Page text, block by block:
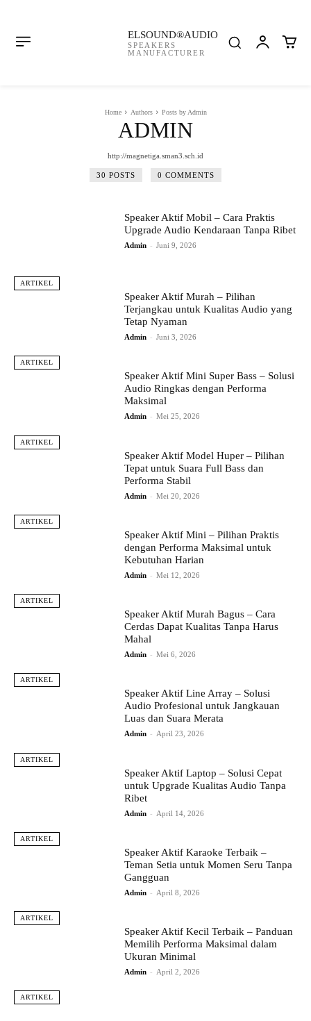
ELSOUND®AUDIO
SPEAKERS
MANUFACTURER
Home Authors Posts by Admin
ADMIN
http://magnetiga.sman3.sch.id
30 POSTS 0 COMMENTS
ARTIKEL
Speaker Aktif Mobil – Cara Praktis
Upgrade Audio Kendaraan Tanpa Ribet
Admin - Juni 9, 2026
ARTIKEL
Speaker Aktif Murah – Pilihan
Terjangkau untuk Kualitas Audio yang
Tetap Nyaman
Admin - Juni 3, 2026
ARTIKEL
Speaker Aktif Mini Super Bass – Solusi
Audio Ringkas dengan Performa
Maksimal
Admin - Mei 25, 2026
ARTIKEL
Speaker Aktif Model Huper – Pilihan
Tepat untuk Suara Full Bass dan
Performa Stabil
Admin - Mei 20, 2026
ARTIKEL
Speaker Aktif Mini – Pilihan Praktis
dengan Performa Maksimal untuk
Kebutuhan Harian
Admin - Mei 12, 2026
ARTIKEL
Speaker Aktif Murah Bagus – Cara
Cerdas Dapat Kualitas Tanpa Harus
Mahal
Admin - Mei 6, 2026
ARTIKEL
Speaker Aktif Line Array – Solusi
Audio Profesional untuk Jangkauan
Luas dan Suara Merata
Admin - April 23, 2026
ARTIKEL
Speaker Aktif Laptop – Solusi Cepat
untuk Upgrade Kualitas Audio Tanpa
Ribet
Admin - April 14, 2026
ARTIKEL
Speaker Aktif Karaoke Terbaik –
Teman Setia untuk Momen Seru Tanpa
Gangguan
Admin - April 8, 2026
ARTIKEL
Speaker Aktif Kecil Terbaik – Panduan
Memilih Performa Maksimal dalam
Ukuran Minimal
Admin - April 2, 2026